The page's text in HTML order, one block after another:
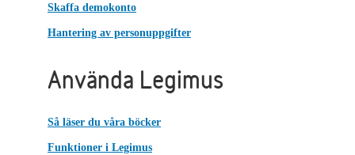
Skaffa demokonto
Hantering av personuppgifter
Använda Legimus
Så läser du våra böcker
Funktioner i Legimus